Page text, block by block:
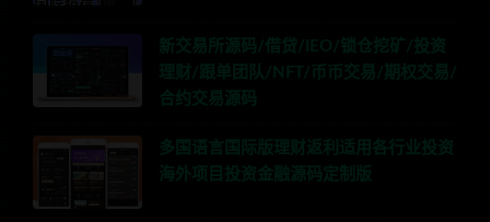
新交易所源码/借贷/IEO/锁仓挖矿/投资
理财/跟单团队/NFT/币币交易/期权交易/
合约交易源码
多国语言国际版理财返利适用各行业投资
海外项目投资金融源码定制版